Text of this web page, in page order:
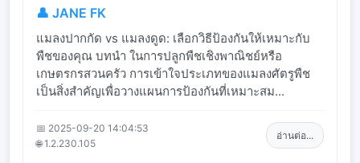
👤 JANE FK
แมลงปากกัด vs แมลงดูด: เลือกวิธีป้องกันให้เหมาะกับ
พืชของคุณ บทนำ ในการปลูกพืชเชิงพาณิชย์หรือ
เกษตรกรสวนครัว การเข้าใจประเภทของแมลงศัตรูพืช
เป็นสิ่งสำคัญเพื่อวางแผนการป้องกันที่เหมาะสม...
📅 2025-09-20 14:04:53
🌐 1.2.230.105
อ่านต่อ...